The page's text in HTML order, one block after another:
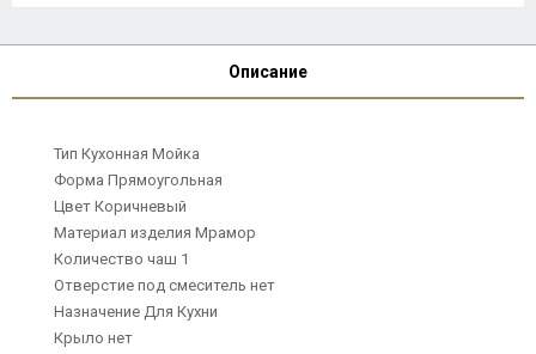
Описание
Тип Кухонная Мойка
Форма Прямоугольная
Цвет Коричневый
Материал изделия Мрамор
Количество чаш 1
Отверстие под смеситель нет
Назначение Для Кухни
Крыло нет